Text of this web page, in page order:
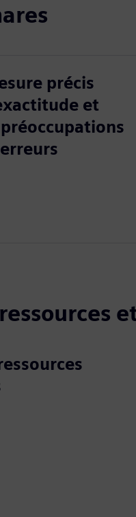
précis
et